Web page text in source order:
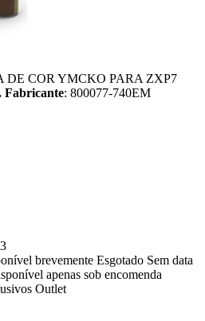
DE COR YMCKO PARA ZXP7
Fabricante: 800077-740EM
brevemente Esgotado Sem data
apenas sob encomenda
Outlet